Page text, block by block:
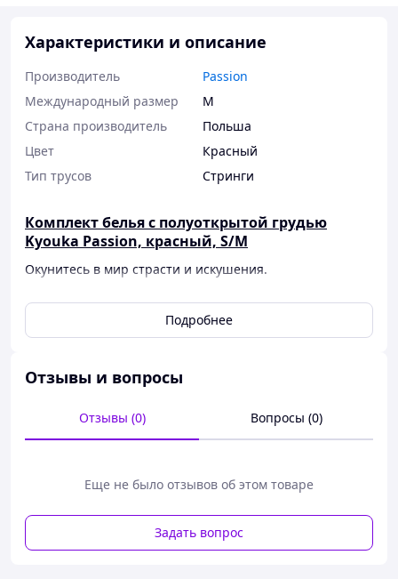
Характеристики и описание
Производитель
Passion
Международный размер
M
Страна производитель
Польша
Цвет
Красный
Тип трусов
Стринги
Комплект белья с полуоткрытой грудью
Kyouka Passion, красный, S/M
Окунитесь в мир страсти и искушения.
подойдет для женщин, которые стремятся к новым
ощущениям и ценят смелость в выборе нижнего белья!
вашему образу игривую и соблазнительную нотку,
Удобная эластичная резинка с логотипом бренда
обеспечит высокий уровень удобства.
эротических линий белья.
Сексуальные стринги созданы для того чтобы
подчеркнуть вашу сексуальность и привлекательность.
Эластичный материал обеспечивает идеальную
Подробнее
Отзывы и вопросы
Отзывы (0) Вопросы (0)
Еще не было отзывов об этом товаре
Задать вопрос